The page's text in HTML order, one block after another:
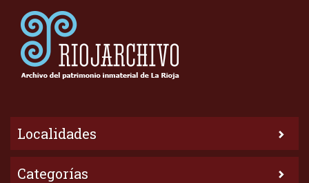
Localidades
Categorías